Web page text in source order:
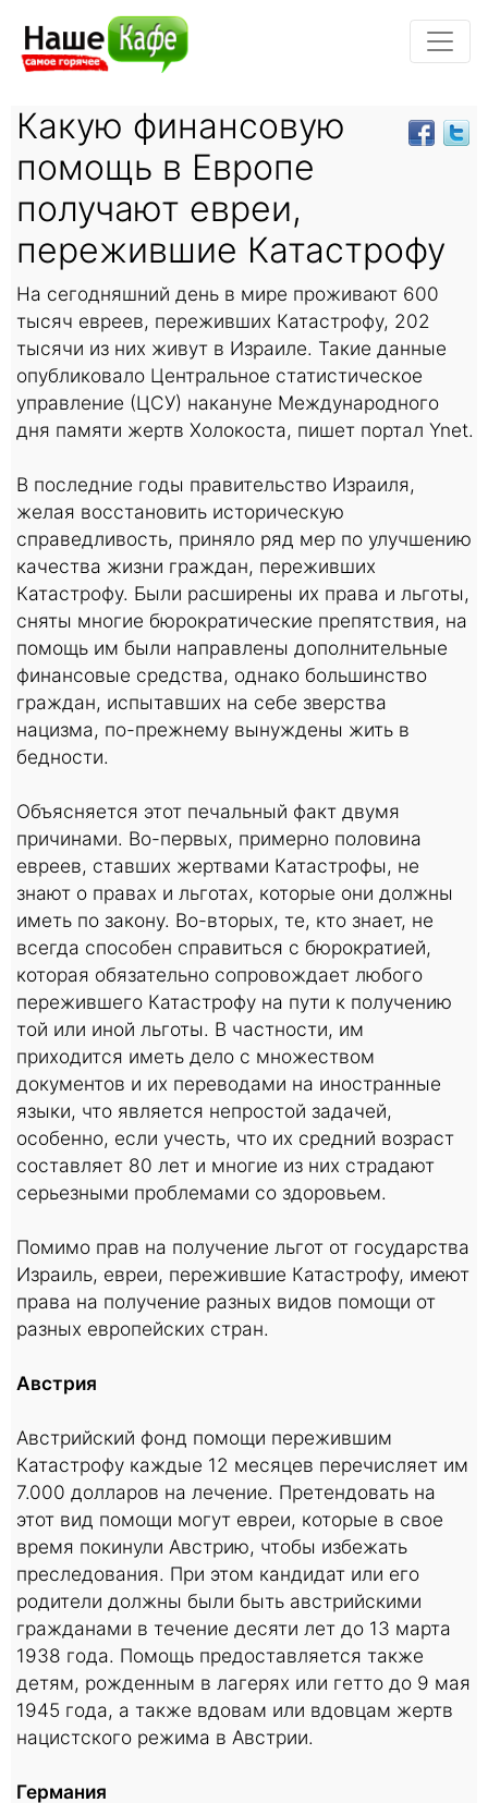
Какую финансовую
помощь в Европе
получают евреи,
пережившие Катастрофу
На сегодняшний день в мире проживают 600
тысяч евреев, переживших Катастрофу, 202
тысячи из них живут в Израиле. Такие данные
опубликовало Центральное статистическое
управление (ЦСУ) накануне Международного
дня памяти жертв Холокоста, пишет портал Ynet.
В последние годы правительство Израиля,
желая восстановить историческую
справедливость, приняло ряд мер по улучшению
качества жизни граждан, переживших
Катастрофу. Были расширены их права и льготы,
сняты многие бюрократические препятствия, на
помощь им были направлены дополнительные
финансовые средства, однако большинство
граждан, испытавших на себе зверства
нацизма, по-прежнему вынуждены жить в
бедности.
Объясняется этот печальный факт двумя
причинами. Во-первых, примерно половина
евреев, ставших жертвами Катастрофы, не
знают о правах и льготах, которые они должны
иметь по закону. Во-вторых, те, кто знает, не
всегда способен справиться с бюрократией,
которая обязательно сопровождает любого
пережившего Катастрофу на пути к получению
той или иной льготы. В частности, им
приходится иметь дело с множеством
документов и их переводами на иностранные
языки, что является непростой задачей,
особенно, если учесть, что их средний возраст
составляет 80 лет и многие из них страдают
серьезными проблемами со здоровьем.
Помимо прав на получение льгот от государства
Израиль, евреи, пережившие Катастрофу, имеют
права на получение разных видов помощи от
разных европейских стран.
Австрия
Австрийский фонд помощи пережившим
Катастрофу каждые 12 месяцев перечисляет им
7.000 долларов на лечение. Претендовать на
этот вид помощи могут евреи, которые в свое
время покинули Австрию, чтобы избежать
преследования. При этом кандидат или его
родители должны были быть австрийскими
гражданами в течение десяти лет до 13 марта
1938 года. Помощь предоставляется также
детям, рожденным в лагерях или гетто до 9 мая
1945 года, а также вдовам или вдовцам жертв
нацистского режима в Австрии.
Германия